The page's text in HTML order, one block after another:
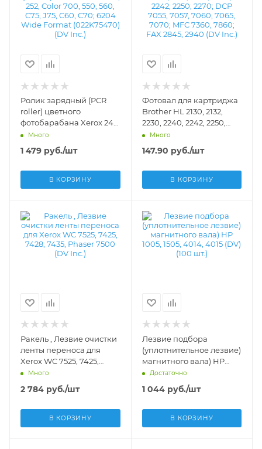
Ролик зарядный (PCR
roller) цветного
фотобарабана Xerox 242,
252, Color 700, 550, 560,
C75, J75, C60, C70; 6204
Wide Format (022K75470)
XERDC250
Много
1 479 руб./шт
В КОРЗИНУ
Фотовал для картриджа
Brother HL 2130, 2132,
2230, 2240, 2242, 2250,
2270; DCP 7055, 7057,
7060, 7065, 7070; MFC
7360, 7860; FAX 2845,
2275/DR-2080/DR-420
Много
147.90 руб./шт
В КОРЗИНУ
Ракель , Лезвие очистки
ленты переноса для
Xerox WC 7525, 7425,
7428, 7435, Phaser 7500
(DV Inc.) - DV-TBB-X7500
Много
2 784 руб./шт
В КОРЗИНУ
Лезвие подбора
(уплотнительное лезвие)
магнитного вала) HP
1005, 1505, 4014, 4015 (DV)
Достаточно
1 044руб./шт
В КОРЗИНУ